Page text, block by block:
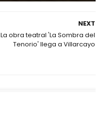
NEXT
La obra teatral 'La Sombra del
Tenorio' llega a Villarcayo